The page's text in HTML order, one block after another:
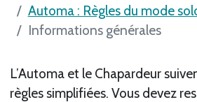
Automa : Règles du mode
Informations générales
L’Automa et le Chapardeur
règles simplifiées. Vous devez